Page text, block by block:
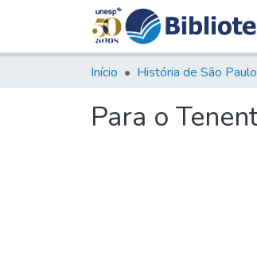
Início História de São Paulo
Para o